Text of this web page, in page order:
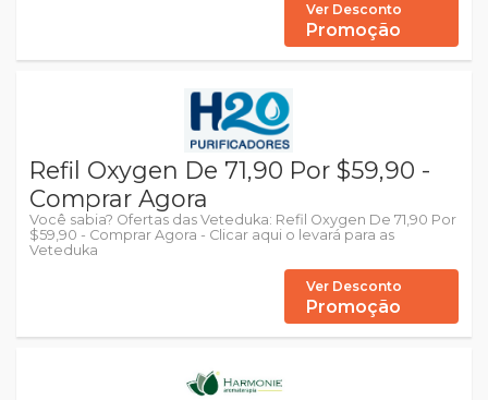
Ver Desconto
Promoção
Refil Oxygen De 71,90 Por $59,90 -
Comprar Agora
Você sabia? Ofertas das Veteduka: Refil Oxygen De 71,90 Por
$59,90 - Comprar Agora - Clicar aqui o levará para as
Veteduka
Ver Desconto
Promoção